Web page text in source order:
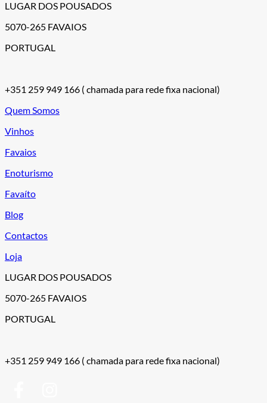
LUGAR DOS POUSADOS
5070-265 FAVAIOS
PORTUGAL
+351 259 949 166 ( chamada para rede fixa nacional)
Quem Somos
Vinhos
Favaios
Enoturismo
Favaíto
Blog
Contactos
Loja
LUGAR DOS POUSADOS
5070-265 FAVAIOS
PORTUGAL
+351 259 949 166 ( chamada para rede fixa nacional)